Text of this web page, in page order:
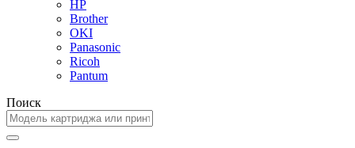
HP
Brother
OKI
Panasonic
Ricoh
Pantum
Поиск